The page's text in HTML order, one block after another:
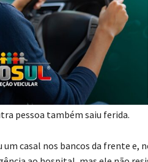
(2), por volta das 03h42,
pessoa também saiu ferida.
casal nos bancos da frente e,